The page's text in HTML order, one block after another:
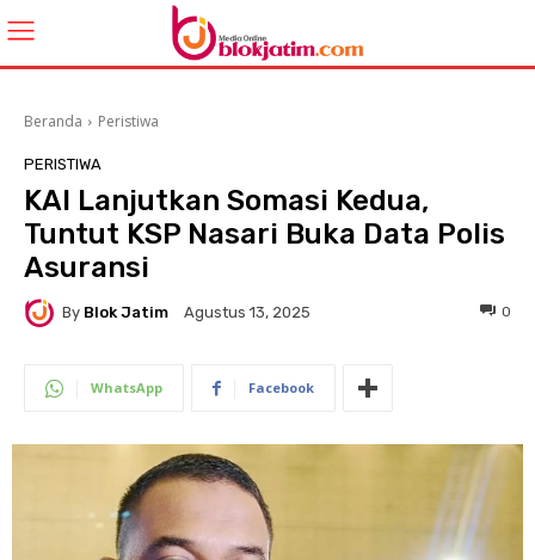
Beranda Peristiwa
PERISTIWA
KAI Lanjutkan Somasi Kedua,
Tuntut KSP Nasari Buka Data Polis
Asuransi
By Blok Jatim Agustus 13, 2025 0
WhatsApp Facebook